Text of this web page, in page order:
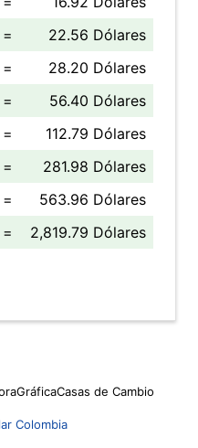
=
22.56 Dólares
=
28.20 Dólares
=
56.40 Dólares
=
112.79 Dólares
=
281.98 Dólares
=
563.96 Dólares
= 2,819.79 Dólares
GráficaCasas de Cambio
Colombia